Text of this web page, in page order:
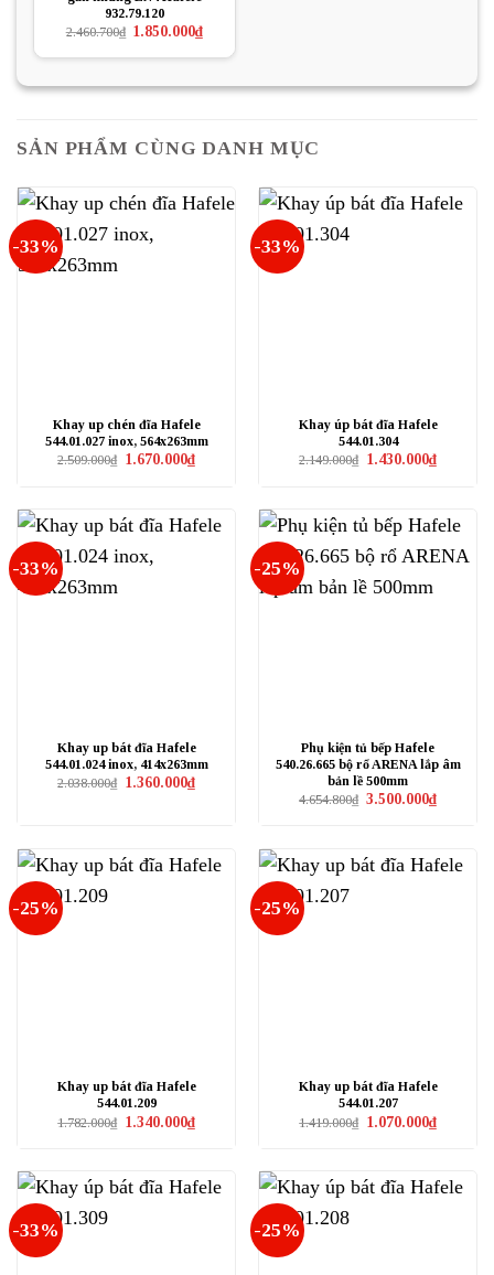
932.79.120
2.460.700₫ Giá
là:
1.850.000₫Giá
hiện
tại
1.850.000₫.
SẢN PHẨM CÙNG DANH MỤC
-33%
Khay up chén đĩa Hafele
544.01.027 inox, 564x263mm
2.509.000₫ Giá
1.670.000₫Giá
hiện
-33%
Khay úp bát đĩa Hafele
544.01.304
2.149.000₫ Giá
1.430.000₫Giá
hiện
-33%
Khay up bát đĩa Hafele
544.01.024 inox, 414x263mm
2.038.000₫ Giá
1.360.000₫Giá
hiện
-25%
Phụ kiện tủ bếp Hafele
540.26.665 bộ rổ ARENA lắp âm
bản lề 500mm
4.654.800₫ Giá
3.500.000₫Giá
hiện
-25%
Khay up bát đĩa Hafele
544.01.209
1.782.000₫ Giá
1.340.000₫Giá
hiện
-25%
Khay up bát đĩa Hafele
544.01.207
1.419.000₫ Giá
1.070.000₫Giá
hiện
-33% -25%